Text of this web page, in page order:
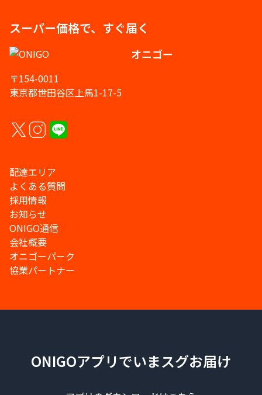
スーパー価格で、すぐ届く
オニゴー
〒154-0011
東京都世田谷区上馬1-17-5
配達エリア
よくある質問
採用情報
お知らせ
ONIGO通信
会社概要
オニゴーパーク
協業パートナー
ONIGOアプリでいまスグお届け